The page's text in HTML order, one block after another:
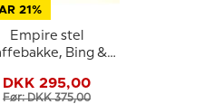
21%
Empire stel
Bing &
eller 364
DKK 295,00
Før: DKK 375,00